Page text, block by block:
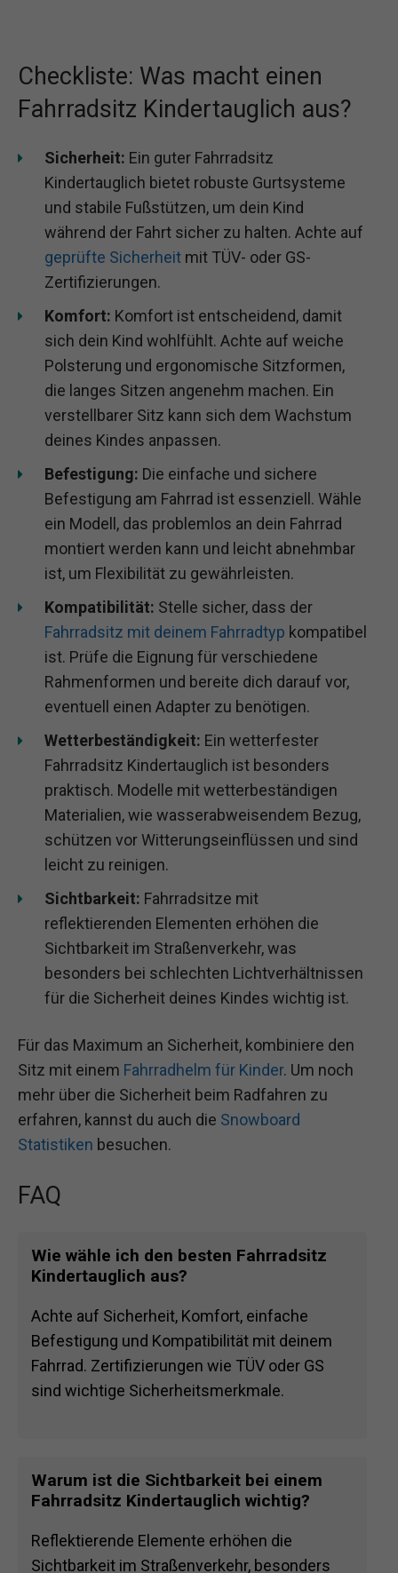
Checkliste: Was macht einen
Fahrradsitz Kindertauglich aus?
Sicherheit: Ein guter Fahrradsitz
Kindertauglich bietet robuste Gurtsysteme
und stabile Fußstützen, um dein Kind
während der Fahrt sicher zu halten. Achte auf
geprüfte Sicherheit mit TÜV- oder GS-
Zertifizierungen.
Komfort: Komfort ist entscheidend, damit
sich dein Kind wohlfühlt. Achte auf weiche
Polsterung und ergonomische Sitzformen,
die langes Sitzen angenehm machen. Ein
verstellbarer Sitz kann sich dem Wachstum
deines Kindes anpassen.
Befestigung: Die einfache und sichere
Befestigung am Fahrrad ist essenziell. Wähle
ein Modell, das problemlos an dein Fahrrad
montiert werden kann und leicht abnehmbar
ist, um Flexibilität zu gewährleisten.
Kompatibilität: Stelle sicher, dass der
Fahrradsitz mit deinem Fahrradtyp kompatibel
ist. Prüfe die Eignung für verschiedene
Rahmenformen und bereite dich darauf vor,
eventuell einen Adapter zu benötigen.
Wetterbeständigkeit: Ein wetterfester
Fahrradsitz Kindertauglich ist besonders
praktisch. Modelle mit wetterbeständigen
Materialien, wie wasserabweisendem Bezug,
schützen vor Witterungseinflüssen und sind
leicht zu reinigen.
Sichtbarkeit: Fahrradsitze mit
reflektierenden Elementen erhöhen die
Sichtbarkeit im Straßenverkehr, was
besonders bei schlechten Lichtverhältnissen
für die Sicherheit deines Kindes wichtig ist.
Für das Maximum an Sicherheit, kombiniere den
Sitz mit einem Fahrradhelm für Kinder. Um noch
mehr über die Sicherheit beim Radfahren zu
erfahren, kannst du auch die Snowboard
Statistiken besuchen.
FAQ
Wie wähle ich den besten Fahrradsitz
Kindertauglich aus?
Achte auf Sicherheit, Komfort, einfache
Befestigung und Kompatibilität mit deinem
Fahrrad. Zertifizierungen wie TÜV oder GS
sind wichtige Sicherheitsmerkmale.
Warum ist die Sichtbarkeit bei einem
Fahrradsitz Kindertauglich wichtig?
Reflektierende Elemente erhöhen die
Sichtbarkeit im Straßenverkehr, besonders